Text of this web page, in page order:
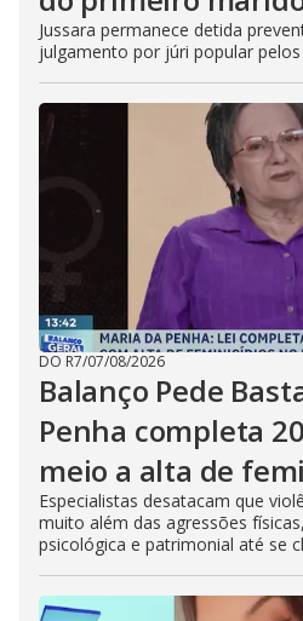
Jussara permanece detida
julgamento por júri popular
DO R7/07/08/2026
Balanço Pede
Penha completa
meio a alta de
Especialistas desatacam que
muito além das agressões
psicológica e patrimonial até se